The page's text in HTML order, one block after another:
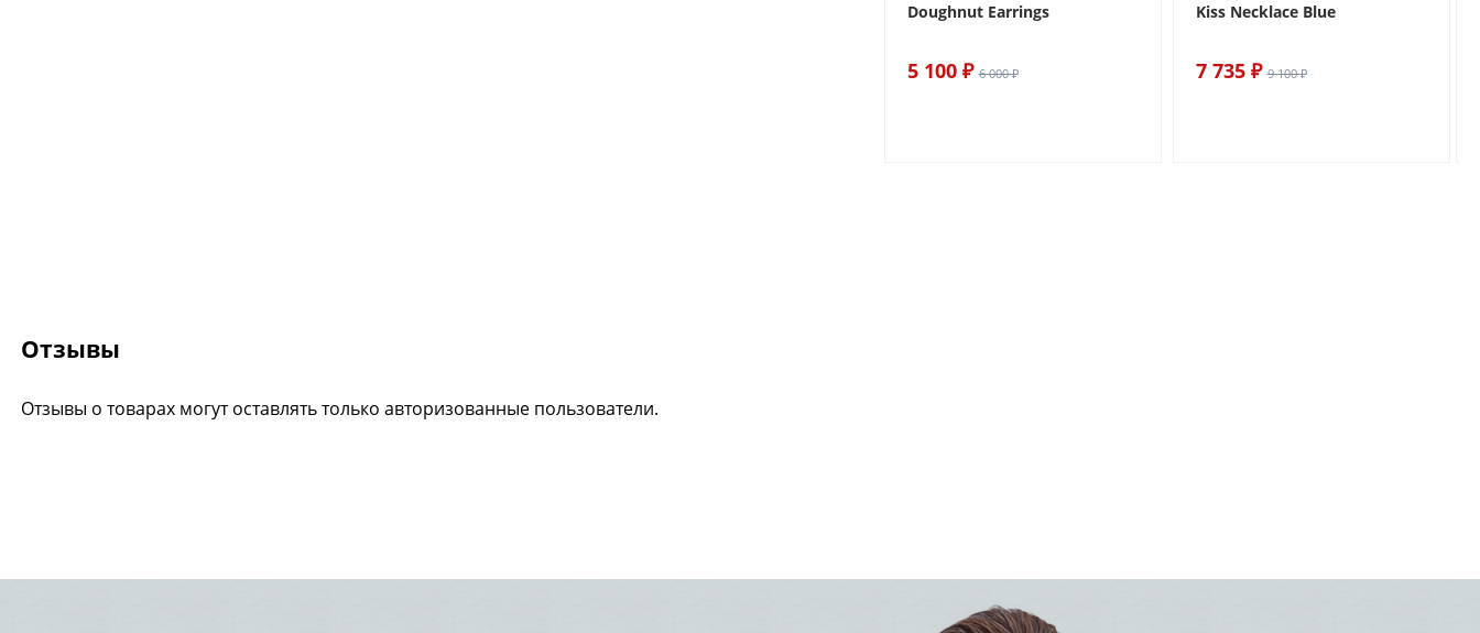
Doughnut Earrings
5 100 ₽ 6 000 ₽
Kiss Necklace Blue
7 735 ₽ 9 100 ₽
Отзывы
Отзывы о товарах могут оставлять только авторизованные пользователи.